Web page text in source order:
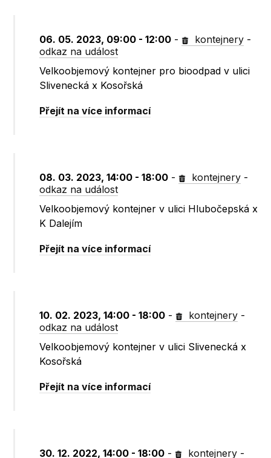
06. 05. 2023, 09:00 - 12:00 - kontejnery -
odkaz na událost
Velkoobjemový kontejner pro bioodpad v ulici
Slivenecká x Kosořská
Přejít na více informací
08. 03. 2023, 14:00 - 18:00 - kontejnery -
odkaz na událost
Velkoobjemový kontejner v ulici Hlubočepská x
K Dalejím
Přejít na více informací
10. 02. 2023, 14:00 - 18:00 - kontejnery -
odkaz na událost
Velkoobjemový kontejner v ulici Slivenecká x
Kosořská
Přejít na více informací
30. 12. 2022, 14:00 - 18:00 - kontejnery -